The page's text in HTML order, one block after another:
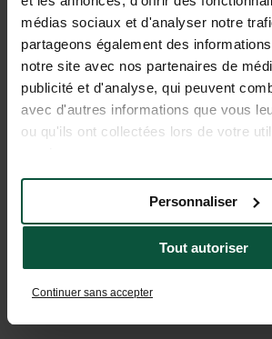
médias sociaux et d'analyser notre
partageons également des
notre site avec nos partenaires de
publicité et d'analyse, qui peuvent
avec d'autres informations que vous
ou qu'ils ont collectées lors de votre
Tout autoriser
Personnaliser
Continuer sans accepter
TOUTES LES
UTILES POUR
Café-
Consulter les